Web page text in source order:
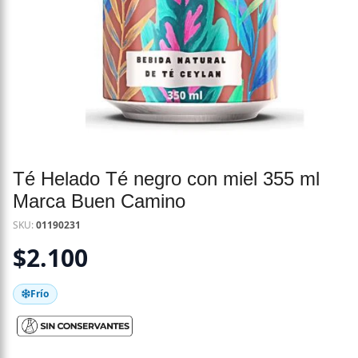
Té Helado Té negro con miel 355 ml
Marca Buen Camino
SKU:01190231
$2.100
Frío